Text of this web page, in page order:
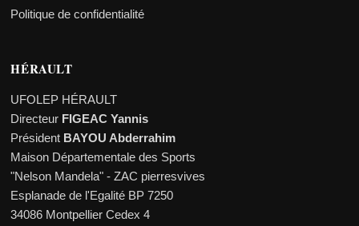
Politique de confidentialité
HÉRAULT
UFOLEP HÉRAULT
Directeur FIGEAC Yannis
Président BAYOU Abderrahim
Maison Départementale des Sports
"Nelson Mandela" - ZAC pierresvives
Esplanade de l'Egalité BP 7250
34086 Montpellier Cedex 4